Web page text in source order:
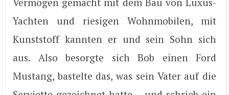
Yachten und riesigen Wohnmobilen, mit
Kunststoff kannten er und sein Sohn sich
aus. Also besorgte sich Bob einen Ford
Mustang, bastelte das, was sein Vater auf die